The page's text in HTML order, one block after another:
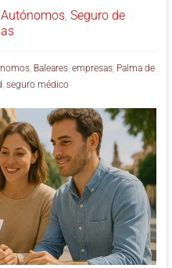
Autónomos, Seguro de
, Baleares, empresas, Palma de
, seguro médico